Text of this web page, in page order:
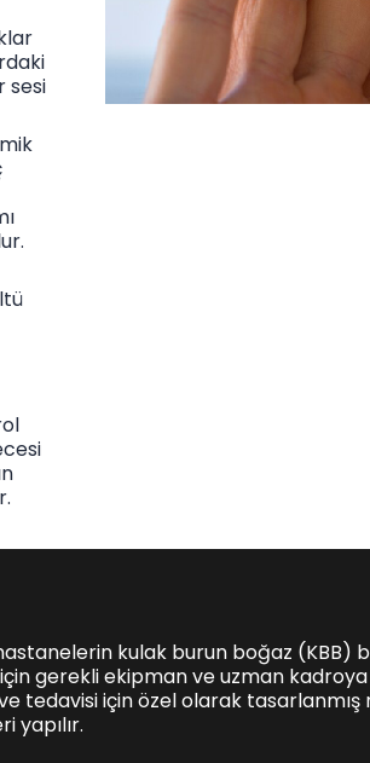
sesi
kulak burun boğaz (KBB)
gerekli ekipman ve uzman
tedavisi için özel olarak
yapılır.